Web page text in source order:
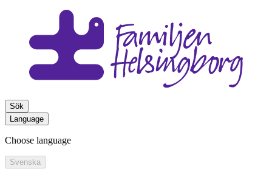
Sök
Language
Choose language
Svenska